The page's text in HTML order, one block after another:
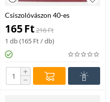
Csiszolóvászon 40-es
165Ft216Ft
1 db (165 Ft/ db)
+
−